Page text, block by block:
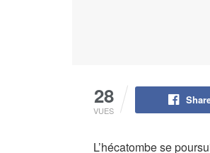
28
VUES
L’hécatombe se